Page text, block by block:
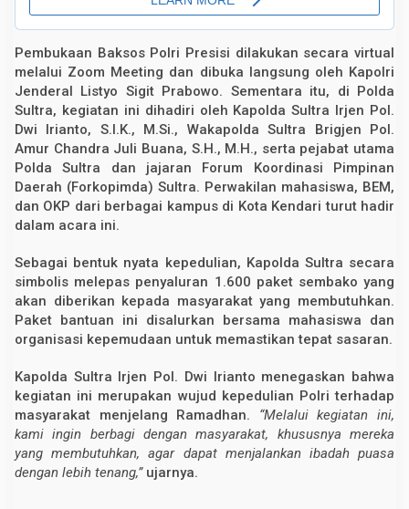
Pembukaan Baksos Polri Presisi dilakukan secara virtual
melalui Zoom Meeting dan dibuka langsung oleh Kapolri
Jenderal Listyo Sigit Prabowo. Sementara itu, di Polda
Sultra, kegiatan ini dihadiri oleh Kapolda Sultra Irjen Pol.
Dwi Irianto, S.I.K., M.Si., Wakapolda Sultra Brigjen Pol.
Amur Chandra Juli Buana, S.H., M.H., serta pejabat utama
Polda Sultra dan jajaran Forum Koordinasi Pimpinan
Daerah (Forkopimda) Sultra. Perwakilan mahasiswa, BEM,
dan OKP dari berbagai kampus di Kota Kendari turut hadir
dalam acara ini.
Sebagai bentuk nyata kepedulian, Kapolda Sultra secara
simbolis melepas penyaluran 1.600 paket sembako yang
akan diberikan kepada masyarakat yang membutuhkan.
Paket bantuan ini disalurkan bersama mahasiswa dan
organisasi kepemudaan untuk memastikan tepat sasaran.
Kapolda Sultra Irjen Pol. Dwi Irianto menegaskan bahwa
kegiatan ini merupakan wujud kepedulian Polri terhadap
masyarakat menjelang Ramadhan. “Melalui kegiatan ini,
kami ingin berbagi dengan masyarakat, khususnya mereka
yang membutuhkan, agar dapat menjalankan ibadah puasa
dengan lebih tenang,”ujarnya.